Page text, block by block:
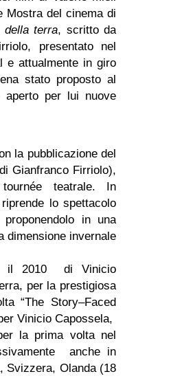
Mostra del cinema di
della terra, scritto da
presentato nel
e attualmente in giro
stato proposto al
aperto per lui nuove
la pubblicazione del
Gianfranco Firriolo),
teatrale. In
lo spettacolo
in una
dimensione invernale
il 2010 di Vinicio
per la prestigiosa
“The Story–Faced
Vinicio Capossela,
la prima volta nel
anche in
Svizzera, Olanda (18